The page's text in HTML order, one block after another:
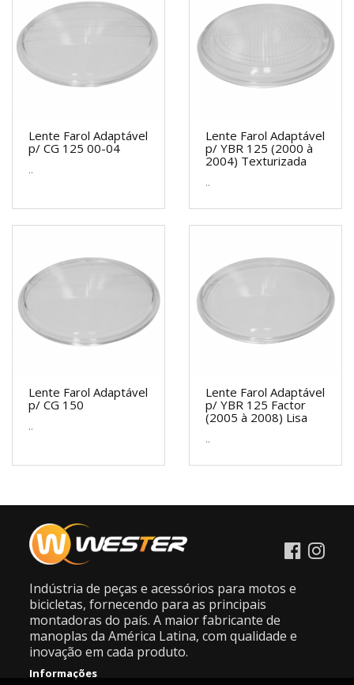
Lente Farol Adaptável
p/ CG 125 00-04
..
Lente Farol Adaptável
p/ YBR 125 (2000 à
2004) Texturizada
..
Lente Farol Adaptável
p/ CG 150
..
Lente Farol Adaptável
p/ YBR 125 Factor
(2005 à 2008) Lisa
..
Indústria de peças e acessórios para motos e
bicicletas, fornecendo para as principais
montadoras do país. A maior fabricante de
manoplas da América Latina, com qualidade e
inovação em cada produto.
Informações